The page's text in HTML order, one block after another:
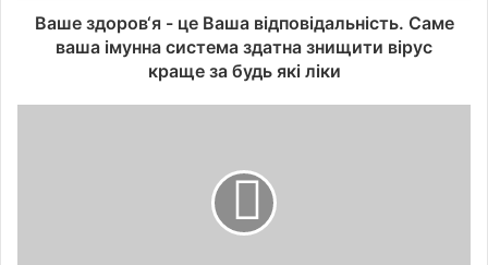
Ваше здоров‘я - це Ваша відповідальність. Саме
ваша імунна система здатна знищити вірус
краще за будь які ліки